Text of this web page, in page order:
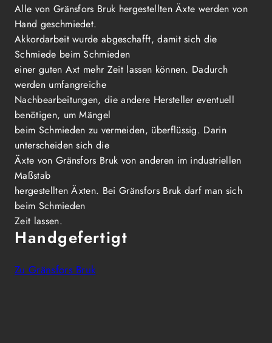
Alle von Gränsfors Bruk hergestellten Äxte werden von
Hand geschmiedet.
Akkordarbeit wurde abgeschafft, damit sich die
Schmiede beim Schmieden
einer guten Axt mehr Zeit lassen können. Dadurch
werden umfangreiche
Nachbearbeitungen, die andere Hersteller eventuell
benötigen, um Mängel
beim Schmieden zu vermeiden, überflüssig. Darin
unterscheiden sich die
Äxte von Gränsfors Bruk von anderen im industriellen
Maßstab
hergestellten Äxten. Bei Gränsfors Bruk darf man sich
beim Schmieden
Zeit lassen.
Handgefertigt
Zu Gränsfors Bruk